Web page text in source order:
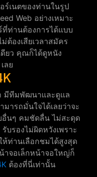
ร์เนตของท่านในรูป
Web อย่างเหมาะ
ท่านต้องการได้แบบ
ต้องเสียเวลาสมัคร
ดียว คุณก็ได้ดูหนัง
ลย
มีทีมพัฒนาและดูแล
ารถมั่นใจได้เลยว่าจะ
นๆ คมชัดลื่น ไม่สะดุด
รองไม่ผิดหวังเพราะ
ห้ท่านเลือกชมได้สูงสุด
าจอเล็กหน้าจอใหญ่ก็
ต้องที่นี่เท่านั้น